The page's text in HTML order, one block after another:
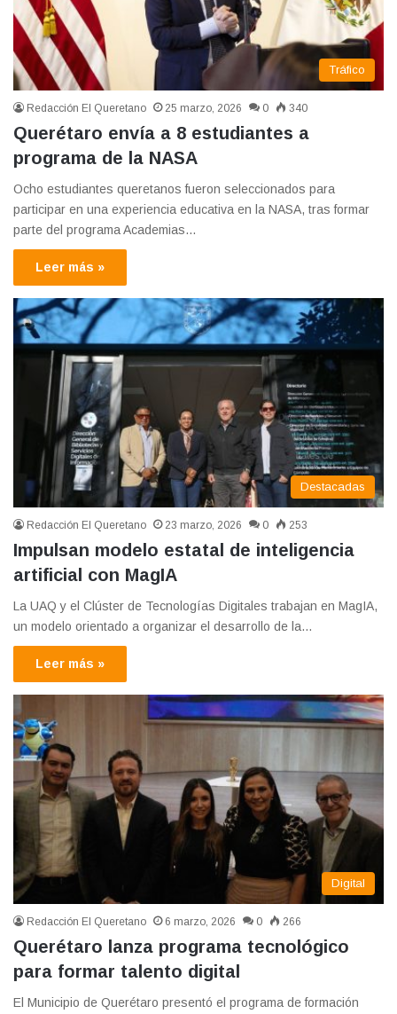
Tráfico
Redacción El Queretano 25 marzo, 2026 0 340
Querétaro envía a 8 estudiantes a
programa de la NASA
Ocho estudiantes queretanos fueron seleccionados para
participar en una experiencia educativa en la NASA, tras formar
parte del programa Academias…
Leer más »
Destacadas
Redacción El Queretano 23 marzo, 2026 0 253
Impulsan modelo estatal de inteligencia
artificial con MagIA
La UAQ y el Clúster de Tecnologías Digitales trabajan en MagIA,
un modelo orientado a organizar el desarrollo de la…
Leer más »
Digital
Redacción El Queretano 6 marzo, 2026 0 266
Querétaro lanza programa tecnológico
para formar talento digital
El Municipio de Querétaro presentó el programa de formación